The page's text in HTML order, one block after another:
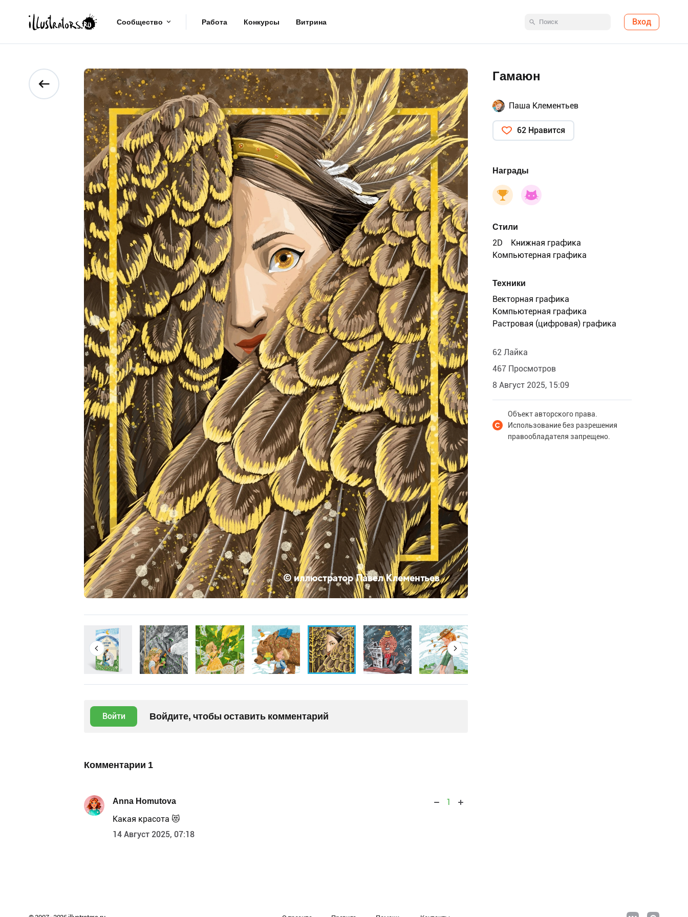
Сообщество Работа Конкурсы Витрина Вход
Войти Войдите, чтобы оставить комментарий
Комментарии 1
Anna Homutova
1
Какая красота 😻
14 Август 2025, 07:18
Гамаюн
Паша Клементьев
62 Нравится
Награды
Стили
2D
Книжная графика
Компьютерная графика
Техники
Векторная графика
Компьютерная графика
Растровая (цифровая) графика
62 Лайка
467 Просмотров
8 Август 2025, 15:09
Объект авторского права.
Использование без разрешения
правообладателя запрещено.